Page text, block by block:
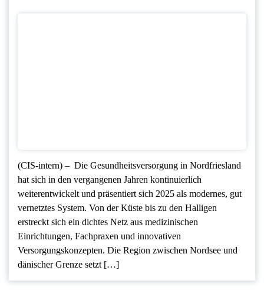
(CIS-intern) – Die Gesundheitsversorgung in Nordfriesland
hat sich in den vergangenen Jahren kontinuierlich
weiterentwickelt und präsentiert sich 2025 als modernes, gut
vernetztes System. Von der Küste bis zu den Halligen
erstreckt sich ein dichtes Netz aus medizinischen
Einrichtungen, Fachpraxen und innovativen
Versorgungskonzepten. Die Region zwischen Nordsee und
dänischer Grenze setzt […]